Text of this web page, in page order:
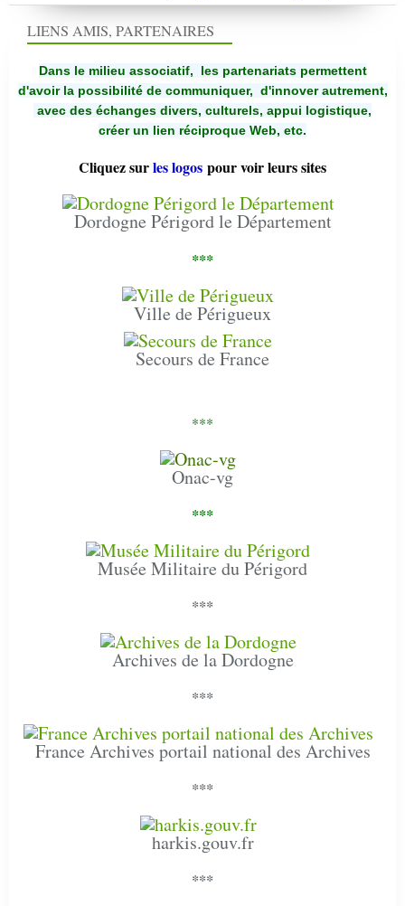
LIENS AMIS, PARTENAIRES
Dans le milieu associatif, les partenariats permettent
d'avoir la possibilité de communiquer, d'innover autrement,
avec des échanges divers, culturels, appui logistique,
créer un lien réciproque Web, etc.
Cliquez surles logos pour voir leurs sites
Dordogne Périgord le Département
***
Ville de Périgueux
Secours de France
***
Onac-vg
***
Musée Militaire du Périgord
***
Archives de la Dordogne
***
France Archives portail national des Archives
***
harkis.gouv.fr
***